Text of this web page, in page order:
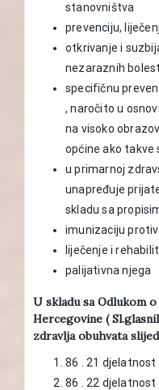
stanovništva
prevenciju,
otkrivanje i
nezaraznih
specifičnu
, naročito u
na visoko
općine ako takve
u primarnoj
unapređuje
skladu sa
imunizaciju
liječenje i
palijativna njega
U skladu sa Odlukom
Hercegovine (
zdravlja obuhvata
86 . 21 djelatnost
86 . 22